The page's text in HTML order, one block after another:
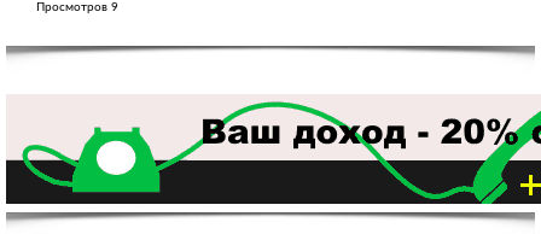
Просмотров 9